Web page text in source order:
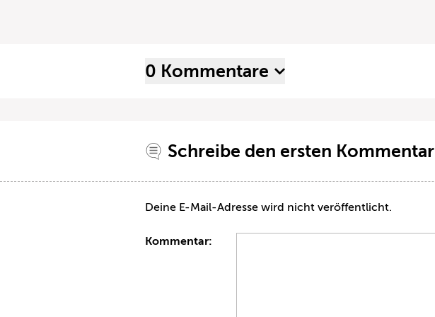
0 Kommentare
Schreibe den ersten Kommentar
Deine E-Mail-Adresse wird nicht veröffentlicht.
Kommentar: